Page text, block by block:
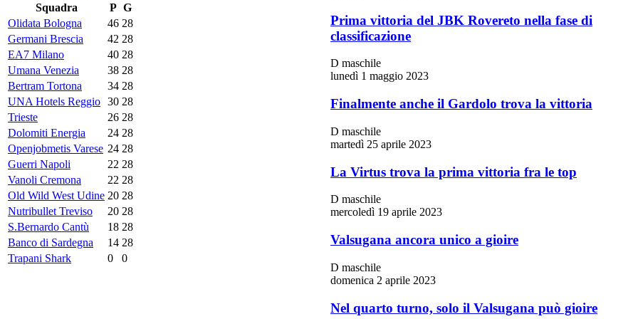
Squadra
P G
Olidata Bologna
46 28
Germani Brescia
42 28
EA7 Milano
40 28
Umana Venezia
38 28
Bertram Tortona
34 28
UNA Hotels Reggio 30 28
Trieste
26 28
Dolomiti Energia
24 28
Openjobmetis Varese 24 28
Guerri Napoli
22 28
Vanoli Cremona
22 28
Old Wild West Udine 20 28
Nutribullet Treviso
20 28
S.Bernardo Cantù
18 28
Banco di Sardegna
14 28
Trapani Shark
0 0
Prima vittoria del JBK Rovereto nella fase di
classificazione
D maschile
lunedì 1 maggio 2023
Finalmente anche il Gardolo trova la vittoria
D maschile
martedì 25 aprile 2023
La Virtus trova la prima vittoria fra le top
D maschile
mercoledì 19 aprile 2023
Valsugana ancora unico a gioire
D maschile
domenica 2 aprile 2023
Nel quarto turno, solo il Valsugana può gioire